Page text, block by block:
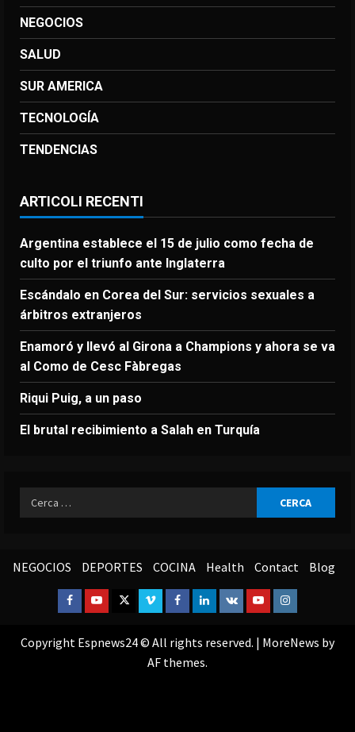
NEGOCIOS
SALUD
SUR AMERICA
TECNOLOGÍA
TENDENCIAS
ARTICOLI RECENTI
Argentina establece el 15 de julio como fecha de
culto por el triunfo ante Inglaterra
Escándalo en Corea del Sur: servicios sexuales a
árbitros extranjeros
Enamoró y llevó al Girona a Champions y ahora se va
al Como de Cesc Fàbregas
Riqui Puig, a un paso
El brutal recibimiento a Salah en Turquía
Ricerca
per:
NEGOCIOS DEPORTES COCINA Health Contact Blog
Facebook
YoutubeTwitterVimeoFacebook
Linkedin
VK YoutubeInstagram
Copyright Espnews24 © All rights reserved. | MoreNews by
AF themes.